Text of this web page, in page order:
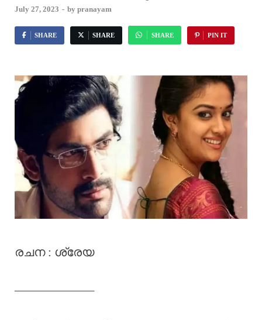
July 27, 2023 - by pranayam
SHARE SHARE SHARE PIN IT
രചന : ശ്രേയ
——————–